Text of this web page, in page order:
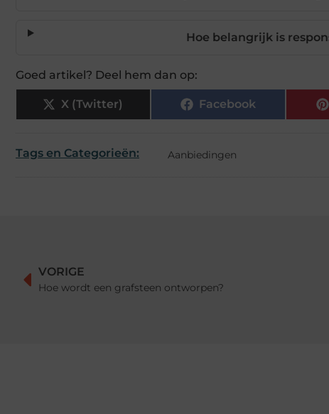
Hoe belangrijk is
Goed artikel? Deel hem dan op:
X (Twitter) Facebook
Tags en Categorieën: Aanbiedingen
VORIGE
Hoe wordt een grafsteen ontworpen?